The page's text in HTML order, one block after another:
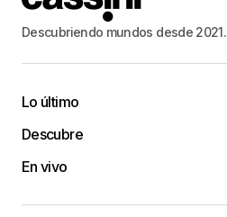
Descubriendo mundos desde 2021.
Lo último
Descubre
En vivo